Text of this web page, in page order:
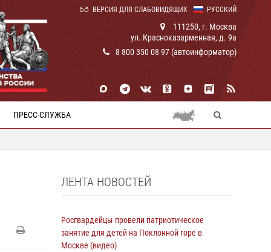
РУССКИЙ
ВЕРСИЯ ДЛЯ СЛАБОВИДЯЩИХ
111250, г. Москва
ул. Красноказарменная, д. 9а
8 800 350 08 97 (автоинформатор)
ПРЕСС-СЛУЖБА
ЛЕНТА НОВОСТЕЙ
Росгвардейцы провели патриотическое
занятие для детей на Поклонной горе в
Москве (видео)